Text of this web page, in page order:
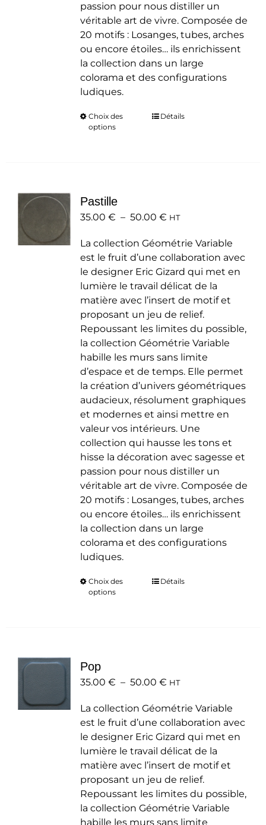
passion pour nous distiller un
véritable art de vivre. Composée de
20 motifs : Losanges, tubes, arches
ou encore étoiles… ils enrichissent
la collection dans un large
colorama et des configurations
ludiques.
Choix des
options
Ce
peuvent
choisies
sur
la
page
du
produit
Détails
Pastille
35.00 € – 50.00 €Plage
prix :
35.00 €
à
50.00 €
HT
La collection Géométrie Variable
est le fruit d’une collaboration avec
le designer Eric Gizard qui met en
lumière le travail délicat de la
matière avec l’insert de motif et
proposant un jeu de relief.
Repoussant les limites du possible,
la collection Géométrie Variable
habille les murs sans limite
d’espace et de temps. Elle permet
la création d’univers géométriques
audacieux, résolument graphiques
et modernes et ainsi mettre en
valeur vos intérieurs. Une
collection qui hausse les tons et
hisse la décoration avec sagesse et
passion pour nous distiller un
véritable art de vivre. Composée de
20 motifs : Losanges, tubes, arches
ou encore étoiles… ils enrichissent
la collection dans un large
colorama et des configurations
ludiques.
Choix des
options
Ce
peuvent
choisies
sur
la
page
du
produit
Détails
Pop
35.00 € – 50.00 €Plage
prix :
35.00 €
à
50.00 €
HT
La collection Géométrie Variable
est le fruit d’une collaboration avec
le designer Eric Gizard qui met en
lumière le travail délicat de la
matière avec l’insert de motif et
proposant un jeu de relief.
Repoussant les limites du possible,
la collection Géométrie Variable
habille les murs sans limite